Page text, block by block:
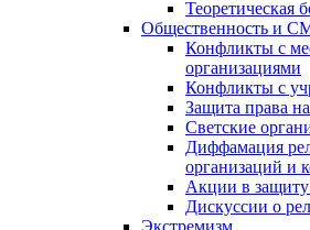
Теоретическая
Общественность и
Конфликты с
организациями
Конфликты с
Защита права
Светские
Диффамация
организаций и
Акции в защиту
Дискуссии о